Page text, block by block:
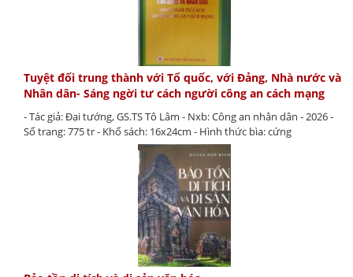
Tuyệt đối trung thành với Tổ quốc, với Đảng, Nhà nước và
Nhân dân- Sáng ngời tư cách người công an cách mạng
- Tác giả: Đại tướng, GS.TS Tô Lâm - Nxb: Công an nhân dân - 2026 -
Số trang: 775 tr - Khổ sách: 16x24cm - Hình thức bìa: cứng